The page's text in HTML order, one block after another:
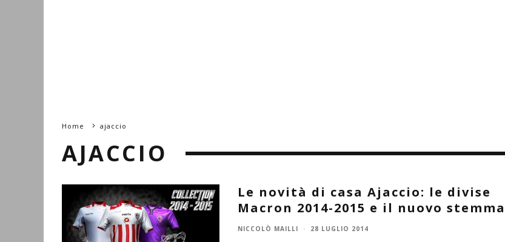
Home ajaccio
AJACCIO
Le novità di casa Ajaccio: le divise
Macron 2014-2015 e il nuovo stemma
NICCOLÒ MAILLI · 28 LUGLIO 2014